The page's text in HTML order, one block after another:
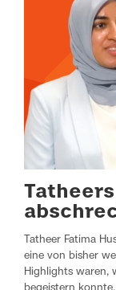
Tatheer Fatima
eine von bisher
Highlights waren,
begeistern